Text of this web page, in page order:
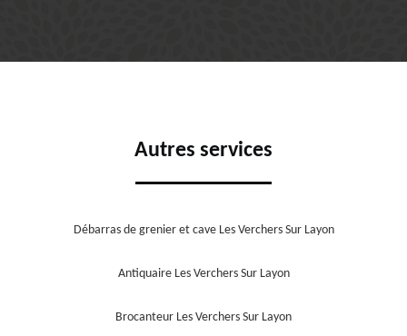
Autres services
Débarras de grenier et cave Les Verchers Sur Layon
Antiquaire Les Verchers Sur Layon
Brocanteur Les Verchers Sur Layon